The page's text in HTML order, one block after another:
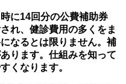
に14回分の公費補助券
れ、健診費用の多くをま
なるとは限りません。補
ります。仕組みを知って
くなります。